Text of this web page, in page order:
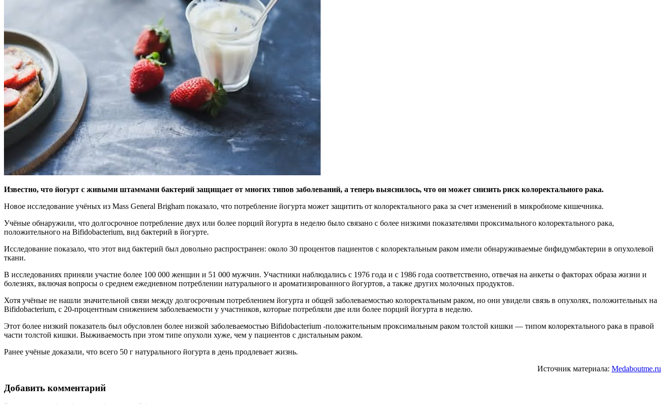
Известно, что йогурт с живыми штаммами бактерий защищает от многих типов заболеваний, а теперь выяснилось, что он может снизить риск колоректального рака.
Новое исследование учёных из Mass General Brigham показало, что потребление йогурта может защитить от колоректального рака за счет изменений в микробиоме кишечника.
Учёные обнаружили, что долгосрочное потребление двух или более порций йогурта в неделю было связано с более низкими показателями проксимального колоректального рака,
положительного на Bifidobacterium, вид бактерий в йогурте.
Исследование показало, что этот вид бактерий был довольно распространен: около 30 процентов пациентов с колоректальным раком имели обнаруживаемые бифидумбактерии в опухолевой
ткани.
В исследованиях приняли участие более 100 000 женщин и 51 000 мужчин. Участники наблюдались с 1976 года и с 1986 года соответственно, отвечая на анкеты о факторах образа жизни и
болезнях, включая вопросы о среднем ежедневном потреблении натурального и ароматизированного йогуртов, а также других молочных продуктов.
Хотя учёные не нашли значительной связи между долгосрочным потреблением йогурта и общей заболеваемостью колоректальным раком, но они увидели связь в опухолях, положительных на
Bifidobacterium, с 20-процентным снижением заболеваемости у участников, которые потребляли две или более порций йогурта в неделю.
Этот более низкий показатель был обусловлен более низкой заболеваемостью Bifidobacterium -положительным проксимальным раком толстой кишки — типом колоректального рака в правой
части толстой кишки. Выживаемость при этом типе опухоли хуже, чем у пациентов с дистальным раком.
Ранее учёные доказали, что всего 50 г натурального йогурта в день продлевает жизнь.
Источник материала: Medaboutme.ru
Добавить комментарий